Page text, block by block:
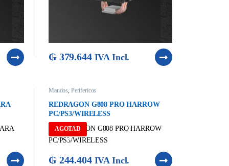
₲ 379.644 IVA Incl.
AGOTAD
O
Mandos, Perifericos
REDRAGON G808 PRO HARROW
PC/PS3/WIRELESS
₲ 244.404 IVA Incl.